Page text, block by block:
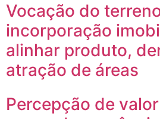
Vocação do
incorporação
alinhar produto,
atração de áreas
Percepção de